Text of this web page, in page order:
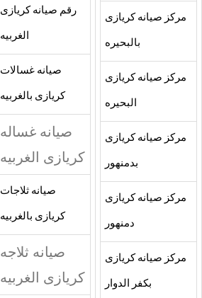
مركز صيانه كريازى
بالبحيره
مركز صيانه كريازى
البحيره
مركز صيانه كريازى
بدمنهور
مركز صيانه كريازى
دمنهور
مركز صيانه كريازى
بكفر الدوار
رقم صيانه كريازى
الغربيه
صيانه غسالات
كريازى بالغربيه
صيانه غساله
كريازى الغربيه
صيانه ثلاجات
كريازى بالغربيه
صيانه ثلاجه
كريازى الغربيه